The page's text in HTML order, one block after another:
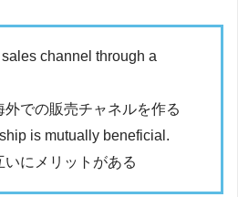
channel through a
での販売チャネルを作る
is mutually beneficial.
にメリットがある